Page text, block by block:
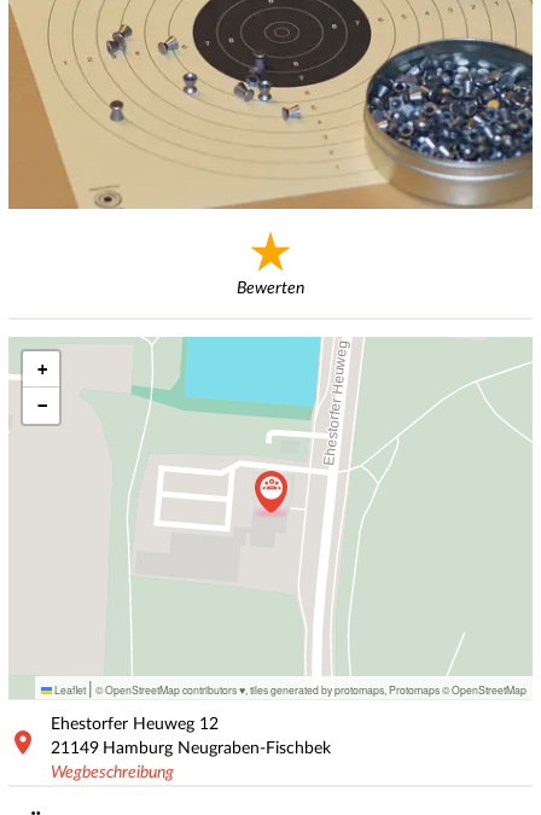
Bewerten
+
−
Leaflet | © OpenStreetMap contributors ♥, tiles generated by protomaps Protomaps©OpenStreetMap
Ehestorfer Heuweg 12
21149 Hamburg Neugraben-Fischbek
Wegbeschreibung